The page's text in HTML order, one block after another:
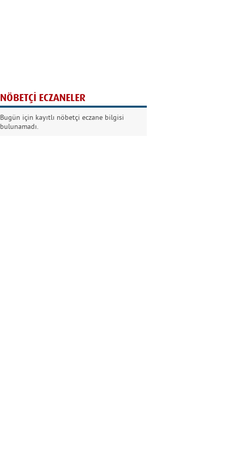
Kurban Bayramında
Dikkat!
NÖBETÇİ ECZANELER
Bugün için kayıtlı nöbetçi eczane bilgisi
bulunamadı.